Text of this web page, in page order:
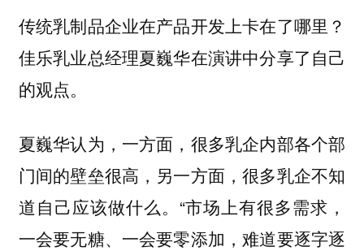
传统乳制品企业在产品开发上卡在了哪里？
佳乐乳业总经理夏巍华在演讲中分享了自己
的观点。
夏巍华认为，一方面，很多乳企内部各个部
门间的壁垒很高，另一方面，很多乳企不知
道自己应该做什么。“市场上有很多需求，
一会要无糖、一会要零添加，难道要逐字逐